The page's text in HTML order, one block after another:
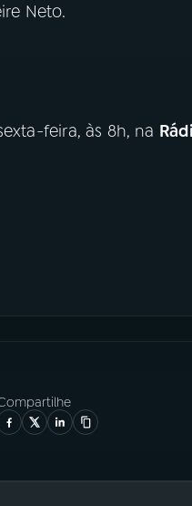
Neto.
feira, às 8h, na